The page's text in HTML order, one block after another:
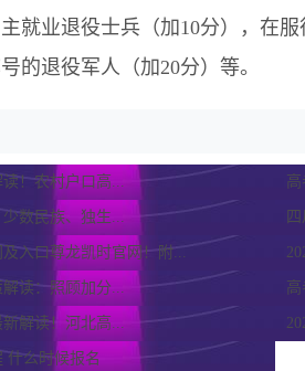
就业退役士兵（加10分），在
的退役军人（加20分）等。
！农村户口高...
数民族、独生...
入口尊龙凯时官网！附...
读：照顾加分...
解读！河北高...
什么时候报名